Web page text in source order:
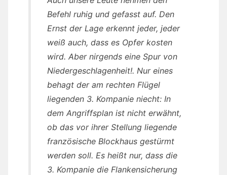
Befehl ruhig und gefasst auf. Den
Ernst der Lage erkennt jeder, jeder
weiß auch, dass es Opfer kosten
wird. Aber nirgends eine Spur von
Niedergeschlagenheit!. Nur eines
behagt der am rechten Flügel
liegenden 3. Kompanie niecht: In
dem Angriffsplan ist nicht erwähnt,
ob das vor ihrer Stellung liegende
französische Blockhaus gestürmt
werden soll. Es heißt nur, dass die
3. Kompanie die Flankensicherung